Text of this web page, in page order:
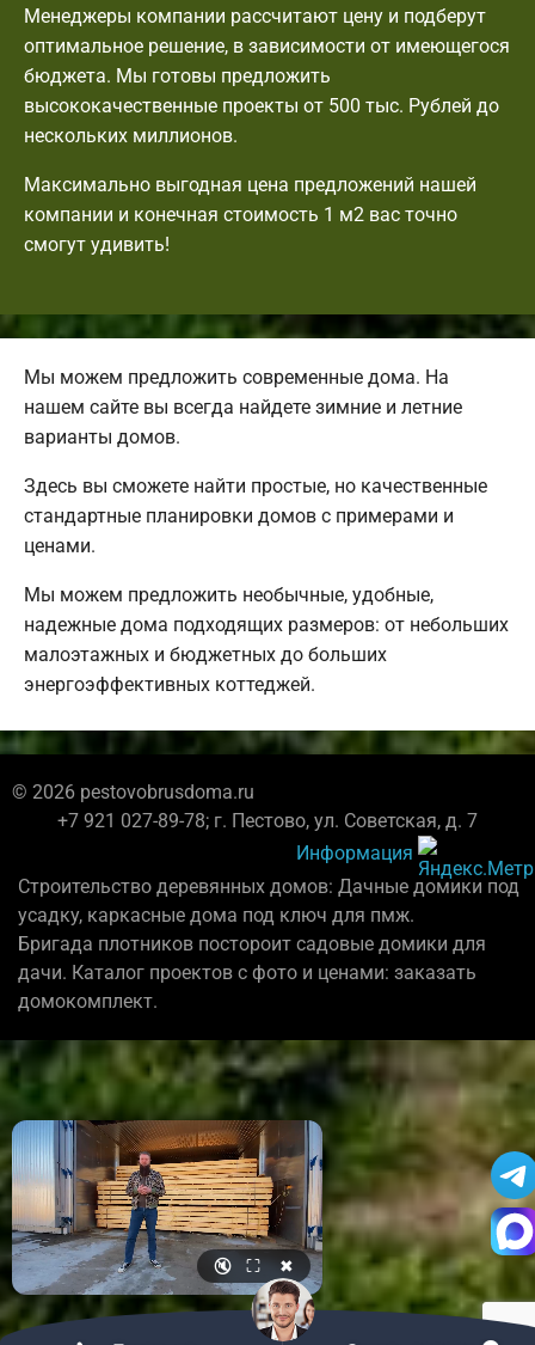
Менеджеры компании рассчитают цену и подберут
оптимальное решение, в зависимости от имеющегося
бюджета. Мы готовы предложить
высококачественные проекты от 500 тыс. Рублей до
нескольких миллионов.
Максимально выгодная цена предложений нашей
компании и конечная стоимость 1 м2 вас точно
смогут удивить!
Мы можем предложить современные дома. На
нашем сайте вы всегда найдете зимние и летние
варианты домов.
Здесь вы сможете найти простые, но качественные
стандартные планировки домов с примерами и
ценами.
Мы можем предложить необычные, удобные,
надежные дома подходящих размеров: от небольших
малоэтажных и бюджетных до больших
энергоэффективных коттеджей.
© 2026 pestovobrusdoma.ru
+7 921 027-89-78; г. Пестово, ул. Советская, д. 7
Информация
Строительство деревянных домов: Дачные домики под
усадку, каркасные дома под ключ для пмж.
Бригада плотников постороит садовые домики для
дачи. Каталог проектов с фото и ценами: заказать
домокомплект.
🔇 ⛶ ✖